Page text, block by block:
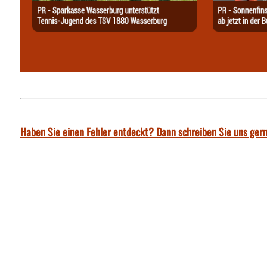
Haben Sie einen Fehler entdeckt? Dann schreiben Sie uns